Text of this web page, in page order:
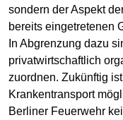
sondern der Aspekt
bereits eingetretenen
In Abgrenzung dazu
privatwirtschaftlich
zuordnen. Zukünftig
Krankentransport
Berliner Feuerwehr